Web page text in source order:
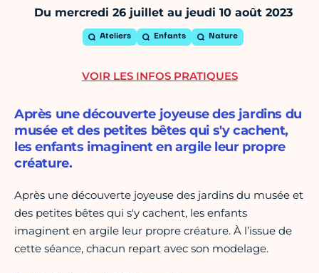
Du mercredi 26 juillet au jeudi 10 août 2023
Ateliers Enfants Nature
Après une découverte joyeuse des jardins du
musée et des petites bêtes qui s'y cachent,
les enfants imaginent en argile leur propre
créature.
Après une découverte joyeuse des jardins du musée et
des petites bêtes qui s'y cachent, les enfants
imaginent en argile leur propre créature. À l’issue de
cette séance, chacun repart avec son modelage.
VOIR LES INFOS PRATIQUES